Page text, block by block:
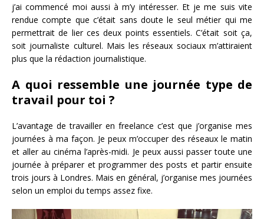
j’ai commencé moi aussi à m’y intéresser. Et je me suis vite
rendue compte que c’était sans doute le seul métier qui me
permettrait de lier ces deux points essentiels. C’était soit ça,
soit journaliste culturel. Mais les réseaux sociaux m’attiraient
plus que la rédaction journalistique.
A quoi ressemble une journée type de
travail pour toi ?
L’avantage de travailler en freelance c’est que j’organise mes
journées à ma façon. Je peux m’occuper des réseaux le matin
et aller au cinéma l’après-midi. Je peux aussi passer toute une
journée à préparer et programmer des posts et partir ensuite
trois jours à Londres. Mais en général, j’organise mes journées
selon un emploi du temps assez fixe.